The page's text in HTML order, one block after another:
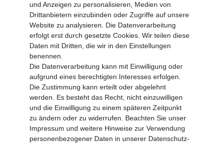
MEIN KONTO
Altgeräte Verordnung
Login
Registrieren
Vertrag widerrufen
SERVICE
Info Material als PDF
Versand
Rückrufe
Galerie
und Anzeigen zu personalisieren, Medien von
Drittanbietern einzubinden oder Zugriffe auf unsere
Website zu analysieren. Die Datenverarbeitung
erfolgt erst durch gesetzte Cookies. Wir teilen diese
Daten mit Dritten, die wir in den Einstellungen
benennen.
Die Datenverarbeitung kann mit Einwilligung oder
aufgrund eines berechtigten Interesses erfolgen.
Die Zustimmung kann erteilt oder abgelehnt
werden. Es besteht das Recht, nicht einzuwilligen
und die Einwilligung zu einem späteren Zeitpunkt
zu ändern oder zu widerrufen. Beachten Sie unser
Impressum und weitere Hinweise zur Verwendung
personenbezogener Daten in unserer Daten­schutz­